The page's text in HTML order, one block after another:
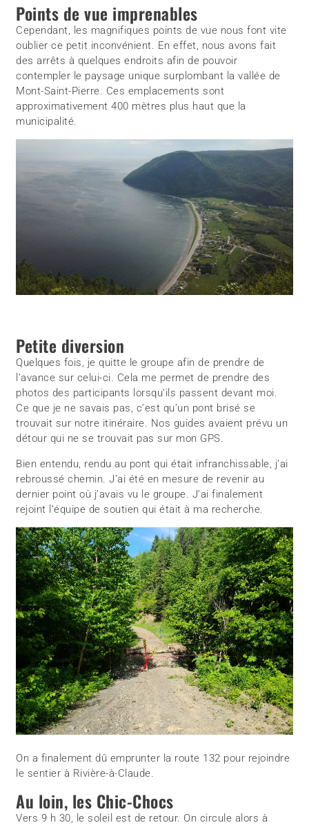
Points de vue imprenables
Cependant, les magnifiques points de vue nous font vite
oublier ce petit inconvénient. En effet, nous avons fait
des arrêts à quelques endroits afin de pouvoir
contempler le paysage unique surplombant la vallée de
Mont-Saint-Pierre. Ces emplacements sont
approximativement 400 mètres plus haut que la
municipalité.
Petite diversion
Quelques fois, je quitte le groupe afin de prendre de
l’avance sur celui-ci. Cela me permet de prendre des
photos des participants lorsqu’ils passent devant moi.
Ce que je ne savais pas, c’est qu’un pont brisé se
trouvait sur notre itinéraire. Nos guides avaient prévu un
détour qui ne se trouvait pas sur mon GPS.
Bien entendu, rendu au pont qui était infranchissable, j’ai
rebroussé chemin. J’ai été en mesure de revenir au
dernier point où j’avais vu le groupe. J’ai finalement
rejoint l’équipe de soutien qui était à ma recherche.
On a finalement dû emprunter la route 132 pour rejoindre
le sentier à Rivière-à-Claude.
Au loin, les Chic-Chocs
Vers 9 h 30, le soleil est de retour. On circule alors à